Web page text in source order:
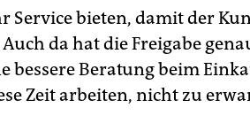
Service bieten, damit der
da hat die Freigabe
bessere Beratung beim
Zeit arbeiten, nicht zu